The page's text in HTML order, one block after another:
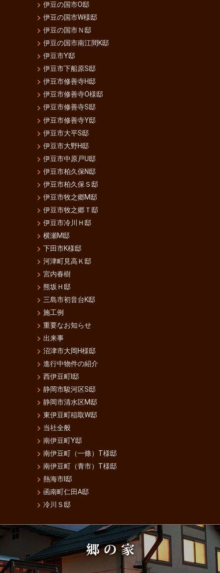
伊豆の国市O邸
伊豆の国市W様邸
伊豆の国市Ｎ邸
伊豆の国市南江間K邸
伊豆市Y邸
伊豆市下船原S邸
伊豆市修善寺H邸
伊豆市修善寺O様邸
伊豆市修善寺S邸
伊豆市修善寺Y邸
伊豆市大平S邸
伊豆市大野H邸
伊豆市中原戸U邸
伊豆市柏久保N邸
伊豆市柏久保Ｓ邸
伊豆市牧之郷M邸
伊豆市牧之郷Ｔ邸
伊豆市冷川Ｈ邸
横瀬M邸
下田市K様邸
河津町見高Ｋ邸
宮内春樹
熊坂Ｈ邸
三島市初音台K邸
施工例
重要なお知らせ
出来事
沼津市大岡H様邸
進行中物件の紹介
西伊豆町I邸
静岡市駿河区S邸
静岡市清水区M邸
東伊豆町稲取W邸
当社全般
南伊豆町Y邸
南伊豆町（一條）T様邸
南伊豆町（青市）T様邸
熱海市I邸
函南町仁田A邸
冷川Ｓ邸